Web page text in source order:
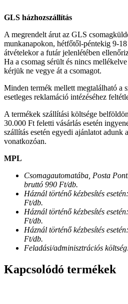
GLS házhozszállítás
A megrendelt árut az GLS
munkanapokon, hétfőtől-péntekig 9-
átvételekor a futár jelenlétében
Ha a csomag sérült és nincs
kérjük ne vegye át a csomagot.
Minden termék mellett megtalálható a
esetleges reklamáció intézéséhez
A termékek szállítási költsége
30.000 Ft feletti vásárlás esetén
szállítás esetén egyedi ajánlatot adunk
vonatkozóan.
MPL
Csomagautomatába, Posta
bruttó 990 Ft/db.
Háznál történő kézbesítés
Ft/db.
Háznál történő kézbesítés
Ft/db.
Háznál történő kézbesítés
Ft/db.
Feladási/adminisztrációs
Kapcsolódó termékek